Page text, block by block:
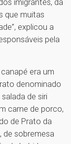
que muitas
explicou a
pela
era um
denominado
de siri
carne de porco,
de Prato da
de sobremesa